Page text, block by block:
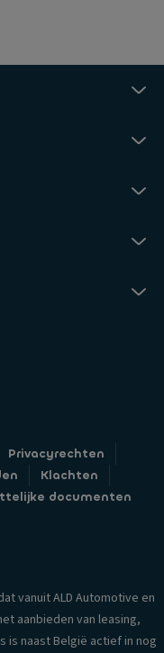
Privacyrechten
Klachten
documenten
vanuit ALD Automotive en
aanbieden van leasing,
is naast België actief in nog